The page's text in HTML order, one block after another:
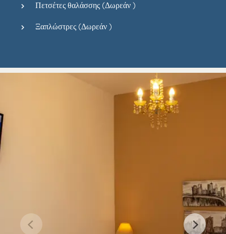
Πετσέτες θαλάσσης (Δωρεάν )
Ξαπλώστρες (Δωρεάν )